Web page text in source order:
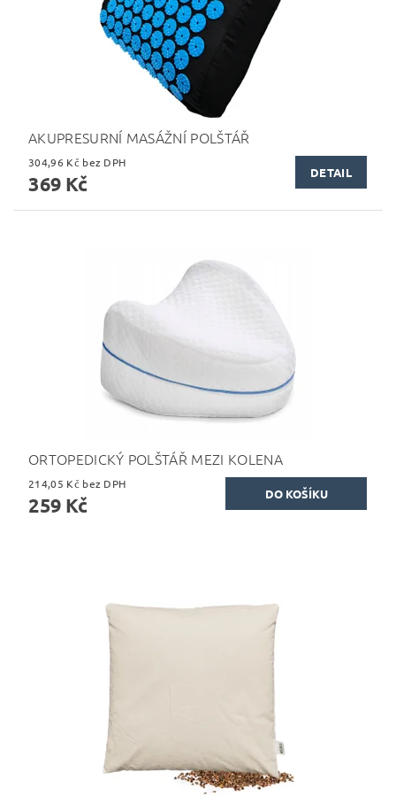
AKUPRESURNÍ MASÁŽNÍ POLŠTÁŘ
304,96 Kč bez DPH
369 Kč DETAIL
ORTOPEDICKÝ POLŠTÁŘ MEZI KOLENA
214,05 Kč bez DPH
259 Kč